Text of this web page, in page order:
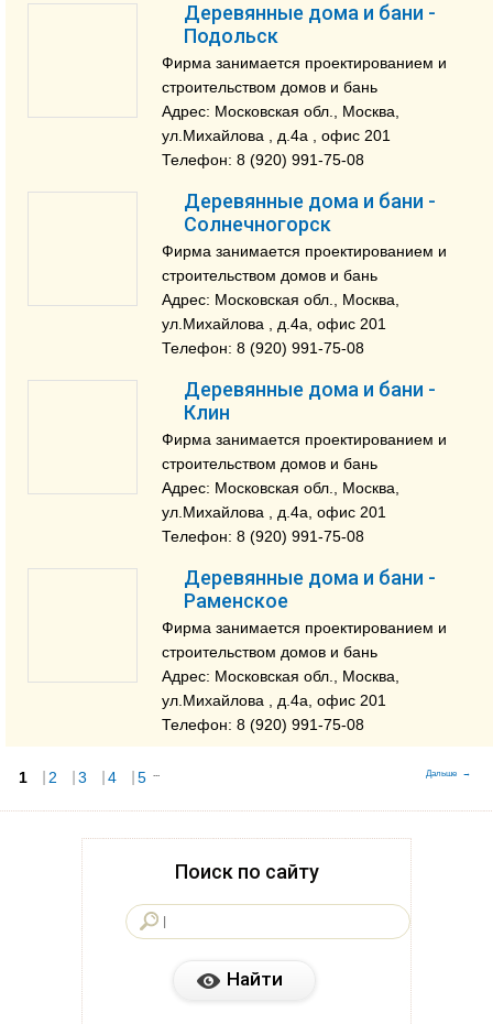
Деревянные дома и бани -
Подольск
Фирма занимается проектированием и
строительством домов и бань
Адрес: Московская обл., Москва,
ул.Михайлова , д.4a , офис 201
Телефон: 8 (920) 991-75-08
Деревянные дома и бани -
Солнечногорск
Фирма занимается проектированием и
строительством домов и бань
Адрес: Московская обл., Москва,
ул.Михайлова , д.4a, офис 201
Телефон: 8 (920) 991-75-08
Деревянные дома и бани -
Клин
Фирма занимается проектированием и
строительством домов и бань
Адрес: Московская обл., Москва,
ул.Михайлова , д.4a, офис 201
Телефон: 8 (920) 991-75-08
Деревянные дома и бани -
Раменское
Фирма занимается проектированием и
строительством домов и бань
Адрес: Московская обл., Москва,
ул.Михайлова , д.4a, офис 201
Телефон: 8 (920) 991-75-08
Страницы
1 2 3 4 5 ... Дальше
Поиск по сайту